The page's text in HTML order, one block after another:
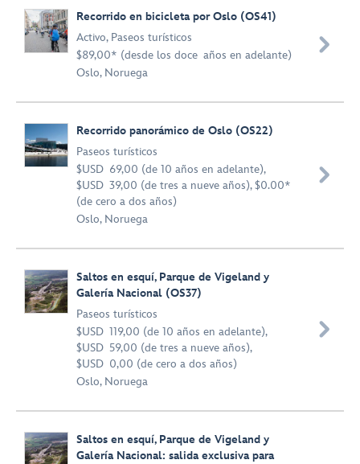
Recorrido en bicicleta por Oslo (OS41)
Activo, Paseos turísticos
$89,00* (desde los doce años en adelante)
Oslo, Noruega

Recorrido panorámico de Oslo (OS22)
Paseos turísticos
$USD 69,00 (de 10 años en adelante),
$USD 39,00 (de tres a nueve años), $0.00*
(de cero a dos años)
Oslo, Noruega

Saltos en esquí, Parque de Vigeland y
Galería Nacional (OS37)
Paseos turísticos
$USD 119,00 (de 10 años en adelante),
$USD 59,00 (de tres a nueve años),
$USD 0,00 (de cero a dos años)
Oslo, Noruega

Saltos en esquí, Parque de Vigeland y
Galería Nacional: salida exclusiva para